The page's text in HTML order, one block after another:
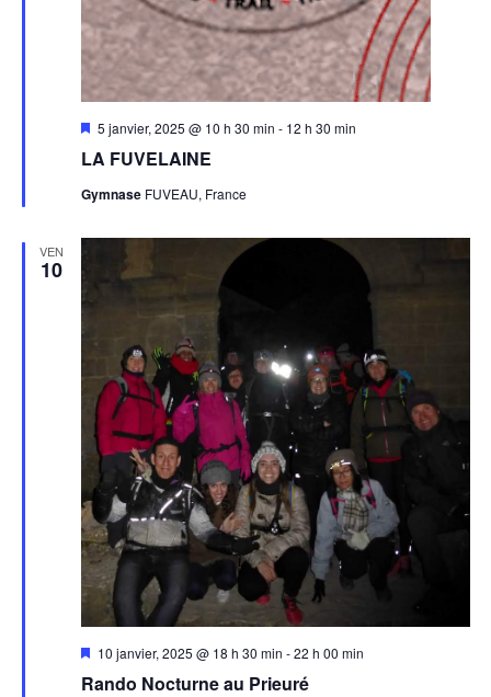
LA FUVELAINE
Mis
avant
5 janvier, 2025 @ 10 h 30 min - 12 h 30 min
Gymnase FUVEAU, France
VEN
10
Rando Nocturne au Prieuré
Mis
avant
10 janvier, 2025 @ 18 h 30 min -22 h 00 min